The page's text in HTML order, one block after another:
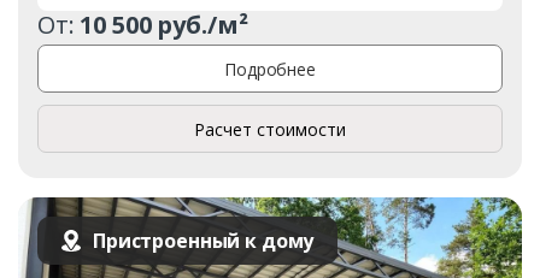
От: 10 500 руб./м²
Подробнее
Расчет стоимости
Пристроенный к дому